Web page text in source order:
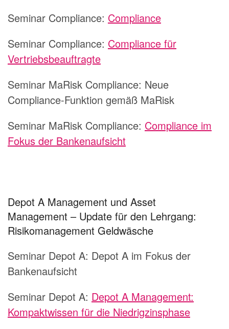
Seminar Compliance: Compliance
Seminar Compliance: Compliance für
Vertriebsbeauftragte
Seminar MaRisk Compliance: Neue
Compliance-Funktion gemäß MaRisk
Seminar MaRisk Compliance: Compliance im
Fokus der Bankenaufsicht
Depot A Management und Asset
Management – Update für den Lehrgang:
Risikomanagement Geldwäsche
Seminar Depot A: Depot A im Fokus der
Bankenaufsicht
Seminar Depot A: Depot A Management:
Kompaktwissen für die Niedrigzinsphase